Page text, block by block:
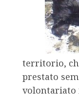
territorio,
prestato